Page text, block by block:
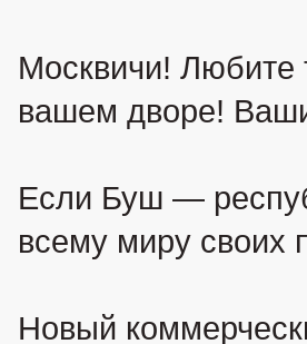
Москвичи!
вашем дворе!
Если Буш —
всему миру своих
Новый